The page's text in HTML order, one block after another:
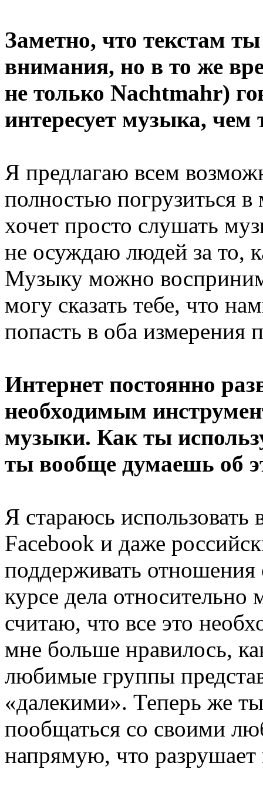
Заметно, что текстам
внимания, но в то же
не только Nachtmahr)
интересует музыка,
Я предлагаю всем
полностью погрузиться
хочет просто слушать
не осуждаю людей за то,
Музыку можно
могу сказать тебе, что
попасть в оба измерения
Интернет постоянно
необходимым
музыки. Как ты
ты вообще думаешь об
Я стараюсь
Facebook и даже
поддерживать
курсе дела
считаю, что все это
мне больше нравилось,
любимые группы
«далекими». Теперь же
пообщаться со своими
напрямую, что